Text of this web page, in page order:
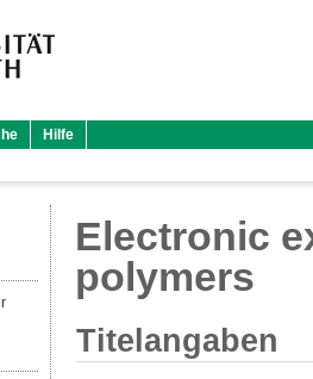
Hilfe
Electronic
polymers
Titelangaben